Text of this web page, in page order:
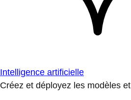
Intelligence artificielle
Créez et déployez les modèles